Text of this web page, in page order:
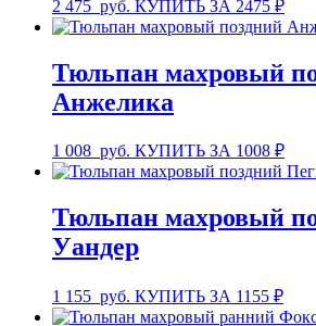
2 475 руб. КУПИТЬ ЗА 2475 ₽
Тюльпан махровый
Анжелика
1 008 руб. КУПИТЬ ЗА 1008 ₽
Тюльпан махровый
Уандер
1 155 руб. КУПИТЬ ЗА 1155 ₽